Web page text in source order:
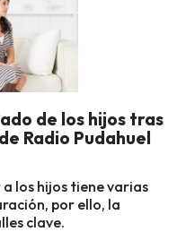
de los hijos tras
Radio Pudahuel
los hijos tiene varias
por ello, la
clave.